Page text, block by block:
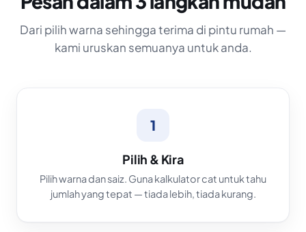
Dari pilih warna sehingga terima di pintu rumah —
kami uruskan semuanya untuk anda.
1
Pilih & Kira
Pilih warna dan saiz. Guna kalkulator cat untuk tahu
jumlah yang tepat — tiada lebih, tiada kurang.